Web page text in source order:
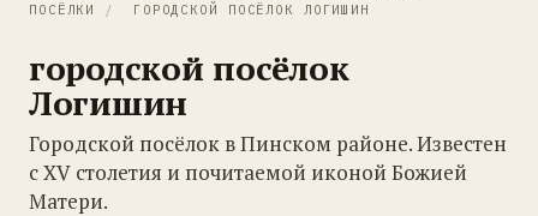
ПОСЁЛКИ
/ ГОРОДСКОЙ ПОСЁЛОК ЛОГИШИН
городской посёлок
Логишин
Городской посёлок в Пинском районе. Известен
с XV столетия и почитаемой иконой Божией
Матери.